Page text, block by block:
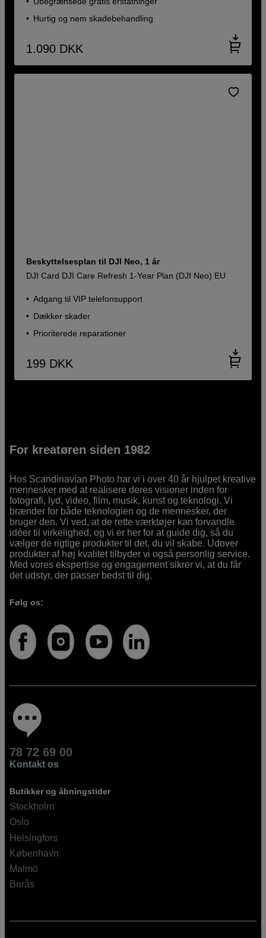
Hurtig og nem skadebehandling
1.090 DKK
Beskyttelsesplan til DJI Neo, 1 år
DJI Card DJI Care Refresh 1-Year Plan (DJI Neo) EU
Adgang til VIP telefonsupport
Dækker skader
Prioriterede reparationer
199 DKK
For kreatøren siden 1982
Hos Scandinavian Photo har vi i over 40 år hjulpet kreative
mennesker med at realisere deres visioner inden for
fotografi, lyd, video, film, musik, kunst og teknologi. Vi
brænder for både teknologien og de mennesker, der
bruger den. Vi ved, at de rette værktøjer kan forvandle
idéer til virkelighed, og vi er her for at guide dig, så du
vælger de rigtige produkter til det, du vil skabe. Udover
produkter af høj kvalitet tilbyder vi også personlig service.
Med vores ekspertise og engagement sikrer vi, at du får
det udstyr, der passer bedst til dig.
Følg os:
78 72 69 00
Kontakt os
Butikker og åbningstider
Stockholm
Oslo
Helsingfors
København
Malmö
Borås